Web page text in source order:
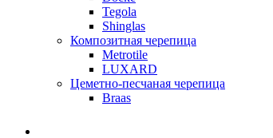
Tegola
Shinglas
Композитная черепица
Metrotile
LUXARD
Цеметно-песчаная черепица
Braas